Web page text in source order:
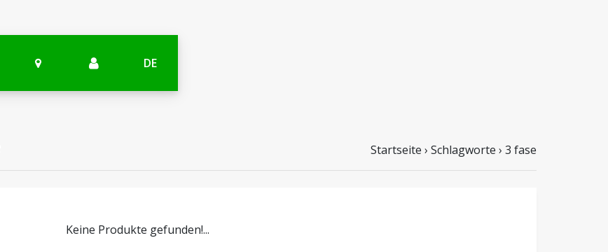
DE
Startseite › Schlagworte › 3 fase
Keine Produkte gefunden!...